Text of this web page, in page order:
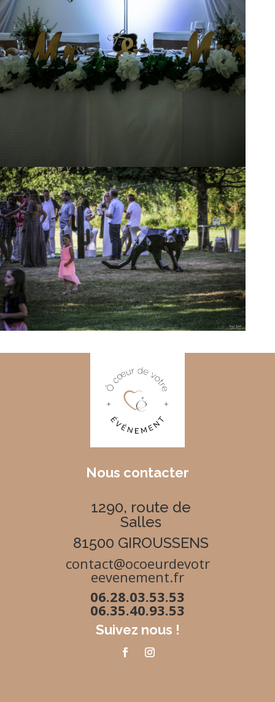
Nous contacter
1290, route de
Salles
81500 GIROUSSENS
contact@ocoeurdevotr
eevenement.fr
06.28.03.53.53
06.35.40.93.53
Suivez nous !